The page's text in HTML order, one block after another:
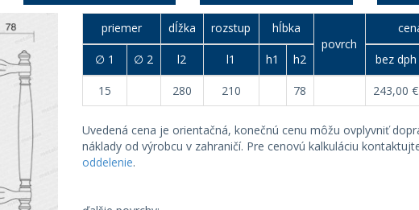
priemer dĺžka rozstup
hĺbka
povrch
∅ 1 ∅ 2 l2 l1 h1 h2 bez dph
15 280 210 78 243,00 €
Uvedená cena je orientačná, konečnú cenu môžu ovplyvniť
náklady od výrobcu v zahraničí. Pre cenovú kalkuláciu
oddelenie.